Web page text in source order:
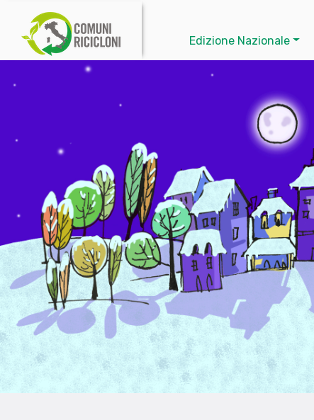
Edizione Nazionale